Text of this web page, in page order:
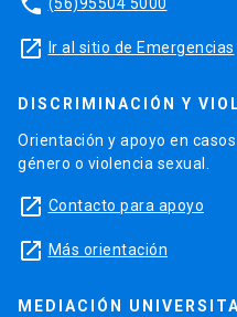
launch Ir al sitio de Emergencias
DISCRIMINACIÓN Y
Orientación y apoyo en
género o violencia sexual.
launch Contacto para apoyo
launch Más orientación
MEDIACIÓN